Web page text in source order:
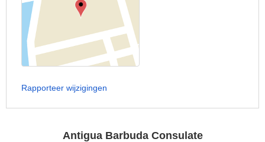
Rapporteer wijzigingen
Antigua Barbuda Consulate